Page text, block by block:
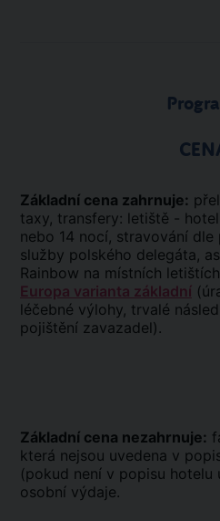
Základní cena zahrnuje:
taxy, transfery: letiště -
nebo 14 nocí, stravování
služby polského delegáta,
Rainbow na místních
Europa varianta základní
léčebné výlohy, trvalé
pojištění zavazadel).
Základní cena nezahrnuje:
která nejsou uvedena v
(pokud není v popisu hotelu
osobní výdaje.